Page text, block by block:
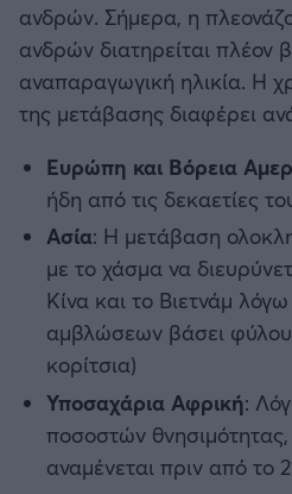
ανδρών. Σήμερα, η
ανδρών διατηρείται πλέον
αναπαραγωγική ηλικία. Η
της μετάβασης διαφέρει
Ευρώπη και Βόρεια
ήδη από τις δεκαετίες
Ασία: Η μετάβαση
με το χάσμα να
Κίνα και το Βιετνάμ
αμβλώσεων βάσει φύλου
κορίτσια)
Υποσαχάρια Αφρική:
ποσοστών
αναμένεται πριν από το